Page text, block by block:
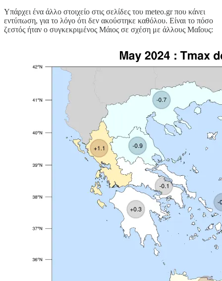
Υπάρχει ένα άλλο στοιχείο στις σελίδες του meteo.gr που κάνει
εντύπωση, για το λόγο ότι δεν ακούστηκε καθόλου. Είναι το πόσο
ζεστός ήταν ο συγκεκριμένος Μάιος σε σχέση με άλλους Μαΐους: